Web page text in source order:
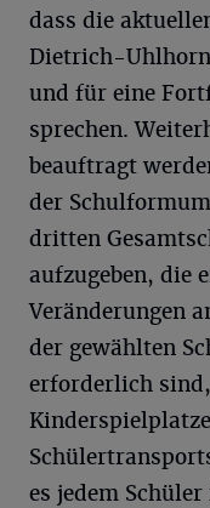
dass die
Dietrich-
und für eine
sprechen.
beauftragt
der
dritten
aufzugeben, die
Veränderungen
der gewählten
erforderlich
es jedem